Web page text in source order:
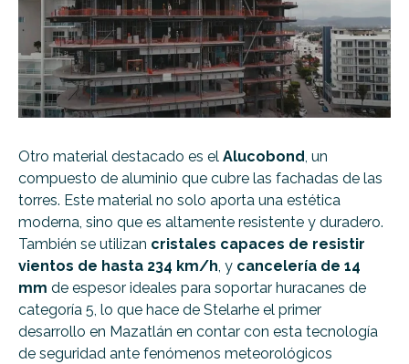
Otro material destacado es el Alucobond, un
compuesto de aluminio que cubre las fachadas de las
torres. Este material no solo aporta una estética
moderna, sino que es altamente resistente y duradero.
También se utilizan cristales capaces de resistir
vientos de hasta 234 km/h, y cancelería de 14
mm de espesor ideales para soportar huracanes de
categoría 5, lo que hace de Stelarhe el primer
desarrollo en Mazatlán en contar con esta tecnología
de seguridad ante fenómenos meteorológicos